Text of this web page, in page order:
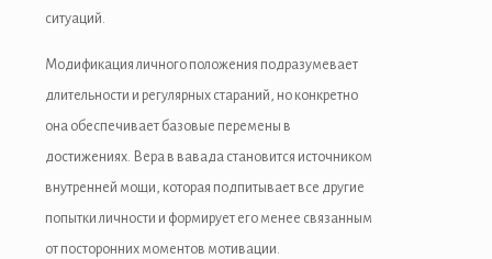
ситуаций.
Модификация личного положения подразумевает
длительности и регулярных стараний, но конкретно
она обеспечивает базовые перемены в
достижениях. Вера в вавада становится источником
внутренней мощи, которая подпитывает все другие
попытки личности и формирует его менее связанным
от посторонних моментов мотивации.